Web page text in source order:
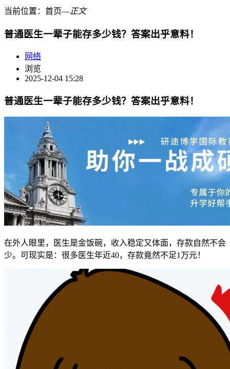
当前位置： 首页―正文
普通医生一辈子能存多少钱？答案出乎意料！
网络
浏览
2025-12-04 15:28
普通医生一辈子能存多少钱？答案出乎意料！
在外人眼里，医生是金饭碗，收入稳定又体面，存款自然不会
少。可现实是：很多医生年近40，存款竟然不足1万元！